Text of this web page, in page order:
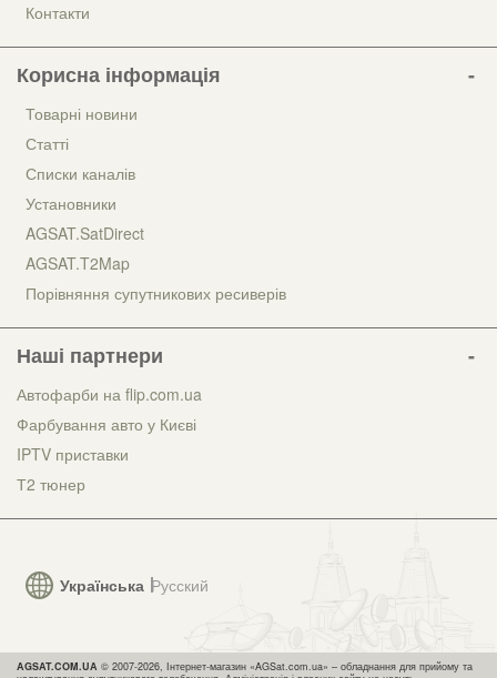
Українська Русский
Контакти
Корисна інформація
Товарні новини
Статті
Списки каналів
Установники
AGSAT.SatDirect
AGSAT.T2Map
Порівняння супутникових ресиверів
Наші партнери
Автофарби на flip.com.ua
Фарбування авто у Києві
IPTV приставки
Т2 тюнер
AGSAT.COM.UA © 2007-2026, Інтернет-магазин «AGSat.com.ua» – обладнання для прийому та